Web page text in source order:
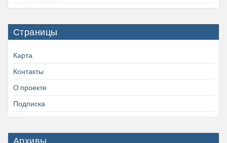
Страницы
Карта
Контакты
О проекте
Подписка
Архивы